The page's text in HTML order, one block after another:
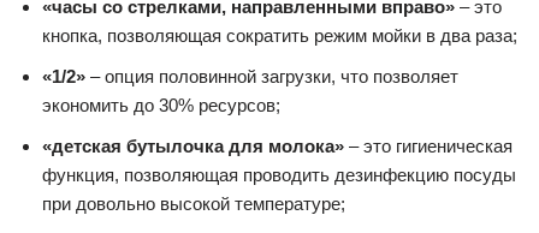
«часы со стрелками, направленными вправо» – это
кнопка, позволяющая сократить режим мойки в два раза;
«1/2» – опция половинной загрузки, что позволяет
экономить до 30% ресурсов;
«детская бутылочка для молока» – это гигиеническая
функция, позволяющая проводить дезинфекцию посуды
при довольно высокой температуре;